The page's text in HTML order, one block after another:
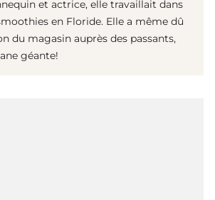
et actrice, elle travaillait dans
en Floride. Elle a même dû
du magasin auprès des passants,
géante!